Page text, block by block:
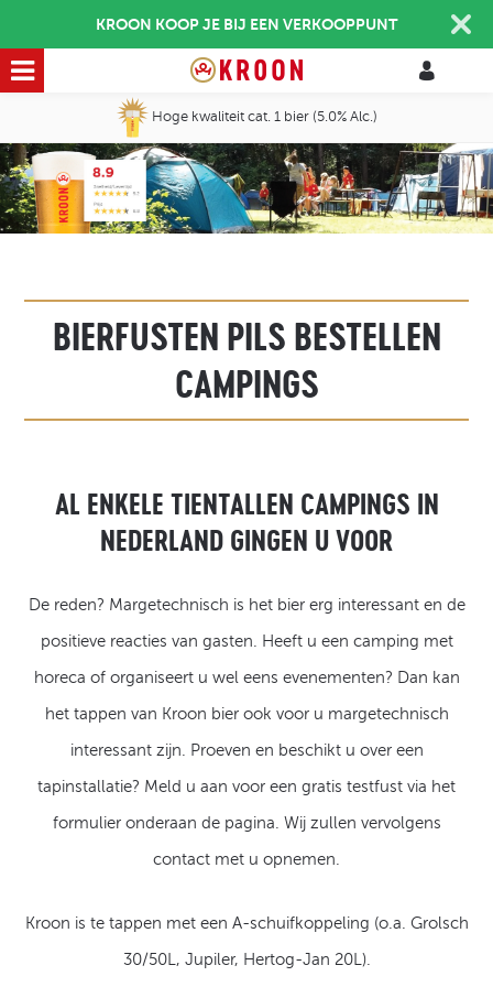
KROON KOOP JE BIJ EEN VERKOOPPUNT
Hoge kwaliteit cat. 1 bier (5.0% Alc.)
BIERFUSTEN PILS BESTELLEN
CAMPINGS
AL ENKELE TIENTALLEN CAMPINGS IN
NEDERLAND GINGEN U VOOR
De reden? Margetechnisch is het bier erg interessant en de
positieve reacties van gasten. Heeft u een camping met
horeca of organiseert u wel eens evenementen? Dan kan
het tappen van Kroon bier ook voor u margetechnisch
interessant zijn. Proeven en beschikt u over een
tapinstallatie? Meld u aan voor een gratis testfust via het
formulier onderaan de pagina. Wij zullen vervolgens
contact met u opnemen.
Kroon is te tappen met een A-schuifkoppeling (o.a. Grolsch
30/50L, Jupiler, Hertog-Jan 20L).